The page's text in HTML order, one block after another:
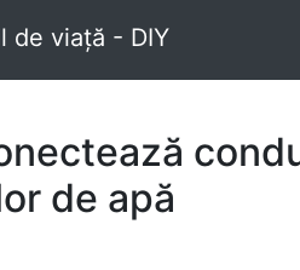
de viață - DIY
de apă